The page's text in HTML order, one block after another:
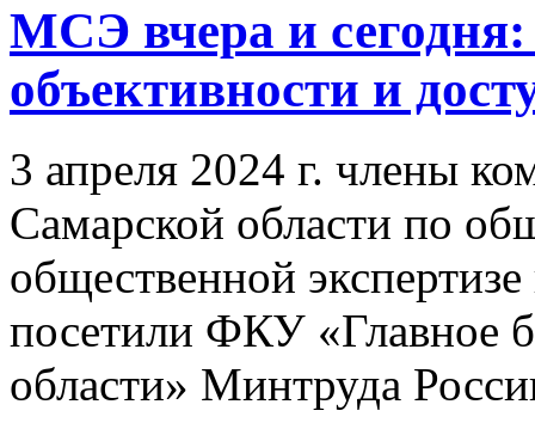
МСЭ вчера и
объективности и
3 апреля 2024 г. члены
Самарской области по
общественной
посетили ФКУ
области» Минтруда